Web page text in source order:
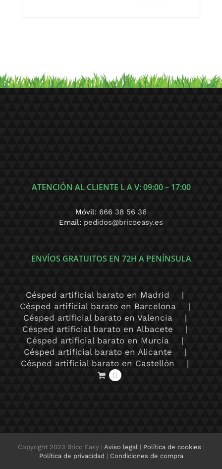
ATENCIÓN AL CLIENTE L A V: 09:00 – 17:00
Móvil: 666 38 56 36
Email: pedidos@bricoeasy.es
ENVÍOS GRATUITOS EN 72H A PENÍNSULA
Césped artificial barato en Madrid
Césped artificial barato en Barcelona
Césped artificial barato en Valencia
Césped artificial barato en Albacete
Césped artificial barato en Murcia
Césped artificial barato en Alicante
Césped artificial barato en Castellón
0
Copyright 2023 Brico Easy | Aviso legal| Política de cookies |
Política de privacidad | Condiciones de compra